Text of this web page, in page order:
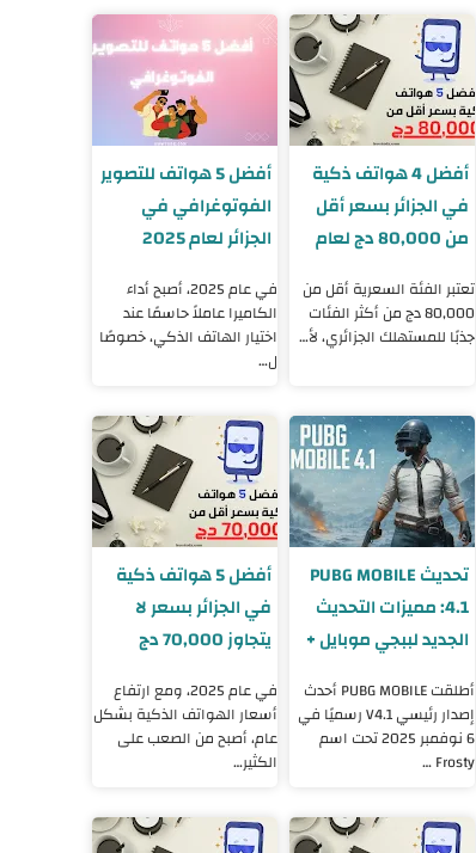
أفضل 4 هواتف ذكية
في الجزائر بسعر أقل
من 80,000 دج لعام
تعتبر الفئة السعرية أقل من
80,000 دج من أكثر الفئات
جذبًا للمستهلك الجزائري، لأ…
أفضل 5 هواتف للتصوير
الفوتوغرافي في
الجزائر لعام 2025
في عام 2025، أصبح أداء
الكاميرا عاملاً حاسمًا عند
اختيار الهاتف الذكي، خصوصًا
ل…
تحديث PUBG MOBILE
4.1: مميزات التحديث
الجديد لببجي موبايل +
أطلقت PUBG MOBILE أحدث
إصدار رئيسي V4.1 رسميًا في
6 نوفمبر 2025 تحت اسم
Frosty …
أفضل 5 هواتف ذكية
في الجزائر بسعر لا
يتجاوز 70,000 دج
في عام 2025، ومع ارتفاع
أسعار الهواتف الذكية بشكل
عام، أصبح من الصعب على
الكثير…